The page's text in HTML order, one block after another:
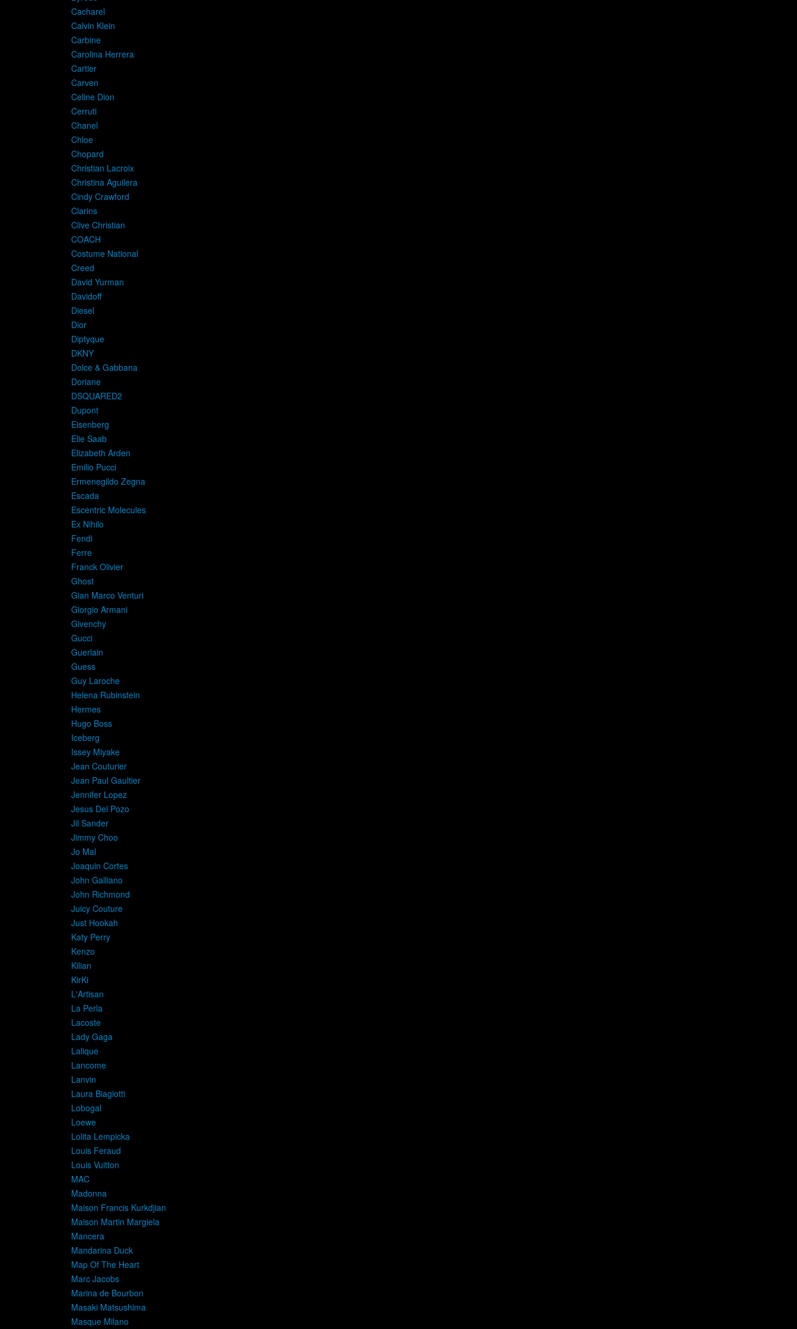
Cacharel
Calvin Klein
Carbine
Carolina Herrera
Cartier
Carven
Celine Dion
Cerruti
Chanel
Chloe
Chopard
Christian Lacroix
Christina Aguilera
Cindy Crawford
Clarins
Clive Christian
COACH
Costume National
Creed
David Yurman
Davidoff
Diesel
Dior
Diptyque
DKNY
Dolce & Gabbana
Doriane
DSQUARED2
Dupont
Eisenberg
Elie Saab
Elizabeth Arden
Emilio Pucci
Ermenegildo Zegna
Escada
Escentric Molecules
Ex Nihilo
Fendi
Ferre
Franck Olivier
Ghost
Gian Marco Venturi
Giorgio Armani
Givenchy
Gucci
Guerlain
Guess
Guy Laroche
Helena Rubinstein
Hermes
Hugo Boss
Iceberg
Issey Miyake
Jean Couturier
Jean Paul Gaultier
Jennifer Lopez
Jesus Del Pozo
Jil Sander
Jimmy Choo
Jo Mal
Joaquin Cortes
John Galliano
John Richmond
Juicy Couture
Just Hookah
Katy Perry
Kenzo
Kilian
KirKi
L'Artisan
La Perla
Lacoste
Lady Gaga
Lalique
Lancome
Lanvin
Laura Biagiotti
Lobogal
Loewe
Lolita Lempicka
Louis Feraud
Louis Vuitton
MAC
Madonna
Maison Francis Kurkdjian
Maison Martin Margiela
Mancera
Mandarina Duck
Map Of The Heart
Marc Jacobs
Marina de Bourbon
Masaki Matsushima
Masque Milano